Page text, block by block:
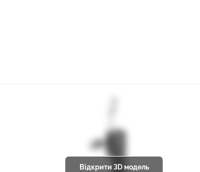
Відкрити 3D модель